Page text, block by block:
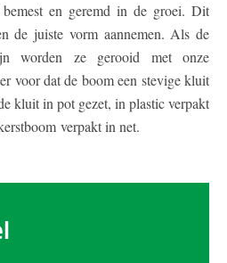
bemest en geremd in de groei. Dit
de juiste vorm aannemen. Als de
worden ze gerooid met onze
voor dat de boom een stevige kluit
kluit in pot gezet, in plastic verpakt
verpakt in net.